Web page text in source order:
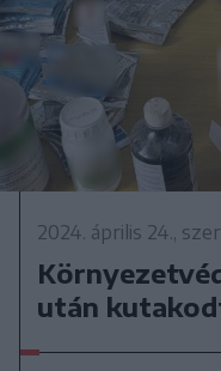
2024. április 24.,
után